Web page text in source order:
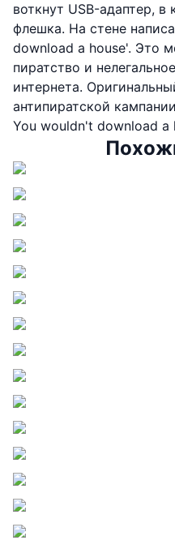
воткнут USB-адаптер, в
флешка. На стене
download a house'. Это
пиратство и
интернета.
антипиратской
You wouldn't download a